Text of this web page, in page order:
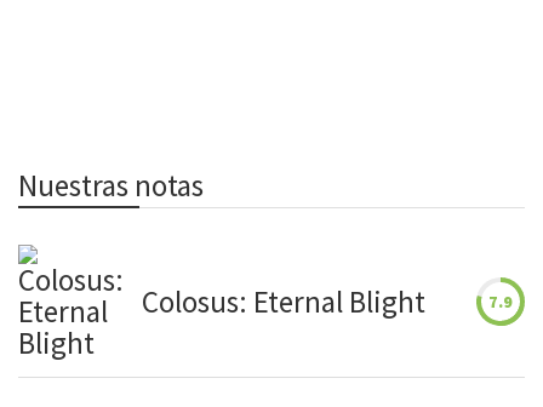
Nuestras notas
Colosus: Eternal Blight 7.9